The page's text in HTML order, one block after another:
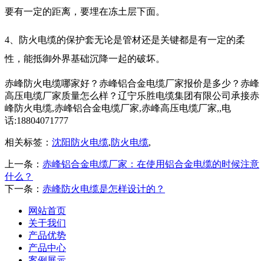
要有一定的距离，要埋在冻土层下面。
4、防火电缆的保护套无论是管材还是关键都是有一定的柔
性，能抵御外界基础沉降一起的破坏。
赤峰防火电缆哪家好？赤峰铝合金电缆厂家报价是多少？赤峰
高压电缆厂家质量怎么样？辽宁乐胜电缆集团有限公司承接赤
峰防火电缆,赤峰铝合金电缆厂家,赤峰高压电缆厂家,,电
话:18804071777
相关标签： 沈阳防火电缆,防火电缆,
上一条： 赤峰铝合金电缆厂家：在使用铝合金电缆的时候注意
什么？
下一条： 赤峰防火电缆是怎样设计的？
网站首页
关于我们
产品优势
产品中心